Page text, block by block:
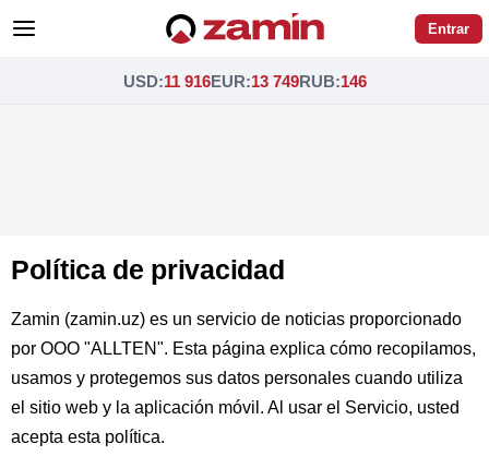
Entrar
USD:11 916EUR:13 749RUB:146
Política de privacidad
Zamin (zamin.uz) es un servicio de noticias proporcionado
por OOO "ALLTEN". Esta página explica cómo recopilamos,
usamos y protegemos sus datos personales cuando utiliza
el sitio web y la aplicación móvil. Al usar el Servicio, usted
acepta esta política.